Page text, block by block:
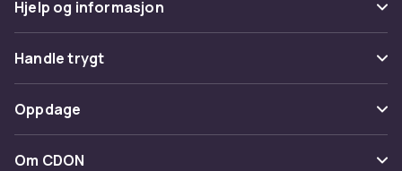
Hjelp og informasjon
Vanlige spørsmål
Spor pakke
Angre & returner her
Kontakt oss
Handle trygt
Betaling
Levering
Oppdage
Kategorier
Om CDON